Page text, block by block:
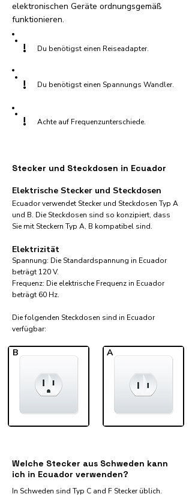
elektronischen Geräte ordnungsgemäß
funktionieren.
! Du benötigst einen Reiseadapter.
! Du benötigst einen Spannungs Wandler.
! Achte auf Frequenzunterschiede.
Stecker und Steckdosen in Ecuador
Elektrische Stecker und Steckdosen
Ecuador verwendet Stecker und Steckdosen Typ A
und B. Die Steckdosen sind so konzipiert, dass
Sie mit Steckern Typ A, B kompatibel sind.
Elektrizität
Spannung: Die Standardspannung in Ecuador
beträgt 120 V.
Frequenz: Die elektrische Frequenz in Ecuador
beträgt 60 Hz.
Die folgenden Steckdosen sind in Ecuador
verfügbar:​
B A
Welche Stecker aus Schweden kann
ich in Ecuador verwenden?
In Schweden sind Typ C and F Stecker üblich.